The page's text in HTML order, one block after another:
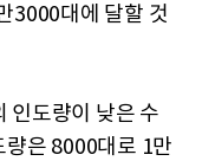
3000대에 달할 것
인도량이 낮은 수
량은 8000대로 1만